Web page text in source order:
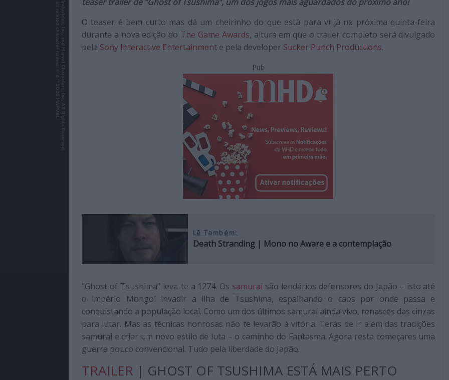
qualidade
com
enfoque
O teaser é bem curto mas dá um cheirinho do que está para vi já na próxima quinta-feira
durante a nova edição do The Game Awards, altura em que o trailer completo será divulgado
pela Sony Interactive Entertainment e pela developer Sucker Punch Productions.
Pub
Lê Também:
Death Stranding | Mono no Aware e a contemplação
“Ghost of Tsushima” leva-te a 1274. Os samurai são lendários defensores do Japão – isto até
o império Mongol invadir a ilha de Tsushima, espalhando o caos por onde passa e
conquistando a população local. Como um dos últimos samurai ainda vivo, renasces das cinzas
para lutar. Mas as técnicas honrosas não te levarão à vitória. Terás de ir além das tradições
samurai e criar um novo estilo de luta – o caminho do Fantasma. Agora resta começares uma
guerra pouco convencional. Tudo pela liberdade do Japão.
TRAILER | GHOST OF TSUSHIMA ESTÁ MAIS PERTO